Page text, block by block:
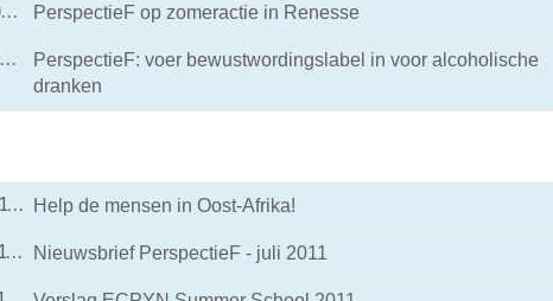
04-08-2011 04-08-2011 00:47
PerspectieF op zomeractie in Renesse
02-08-2011 02-08-2011 12:23
PerspectieF: voer bewustwordingslabel in voor alcoholische
dranken
29-07-201129-07-2011 18:57
Help de mensen in Oost-Afrika!
22-07-201122-07-2011 14:10
Nieuwsbrief PerspectieF - juli 2011